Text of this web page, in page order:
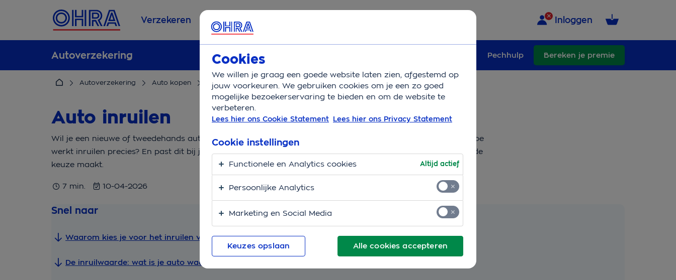
Verzekeren Service & Contact Inloggen
Autoverzekering Pechhulp Bereken je premie
Autoverzekering Auto kopen Inruilen auto
Auto inruilen
Wil je een nieuwe of tweedehands auto kopen? Dan is je huidige auto inruilen vaak een goede optie. Maar hoe
werkt inruilen precies? En past dit bij jouw situatie? Lees alles over het inruilen van je auto zodat je een goede
keuze maakt.
7 min. 10-04-2026
Snel naar
Waarom kies je voor het inruilen van je auto?
De inruilwaarde: wat is je auto waard bij het inruilen?
Cookies
We willen je graag een goede website laten zien, afgestemd op
jouw voorkeuren. We gebruiken cookies om je een zo goed
mogelijke bezoekerservaring te bieden en om de website te
verbeteren.
Lees hier ons Cookie Statement Lees hier ons Privacy Statement
Alle cookies accepteren
Cookie instellingen
Functionele en Analytics cookies Altijd actief
Persoonlijke Analytics
Marketing en Social Media
Keuzes opslaan